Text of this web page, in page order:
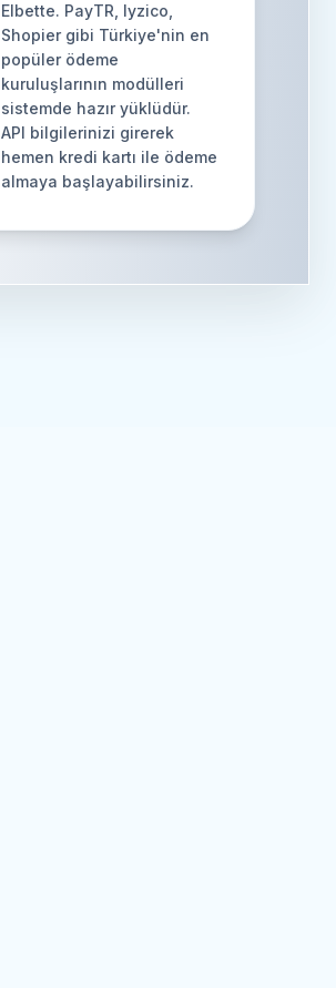
Elbette. PayTR, Iyzico,
Shopier gibi Türkiye'nin en
popüler ödeme
kuruluşlarının modülleri
sistemde hazır yüklüdür.
API bilgilerinizi girerek
hemen kredi kartı ile ödeme
almaya başlayabilirsiniz.